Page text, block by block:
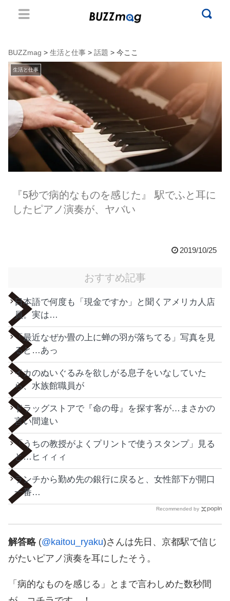
BUZZmag > 生活と仕事 > 話題 > 今ここ
生活と仕事
『5秒で病的なものを感じた』 駅でふと耳に
したピアノ演奏が、ヤバい
2019/10/25
おすすめ記事
日本語で何度も「現金ですか」と聞くアメリカ人店
員。実は…
「最近なぜか畳の上に蝉の羽が落ちてる」写真を見
ると…あっ
イカのぬいぐるみを欲しがる息子をいなしていた
ら、水族館職員が
ドラッグストアで『命の母』を探す客が…まさかの
言い間違い
「うちの教授がよくプリントで使うスタンプ」見る
と…ヒィィィ
ランチから勤め先の銀行に戻ると、女性部下が開口
一番…
Recommended by
解答略 (@kaitou_ryaku)さんは先日、京都駅で信じ
がたいピアノ演奏を耳にしたそう。
「病的なものを感じる」とまで言わしめた数秒間